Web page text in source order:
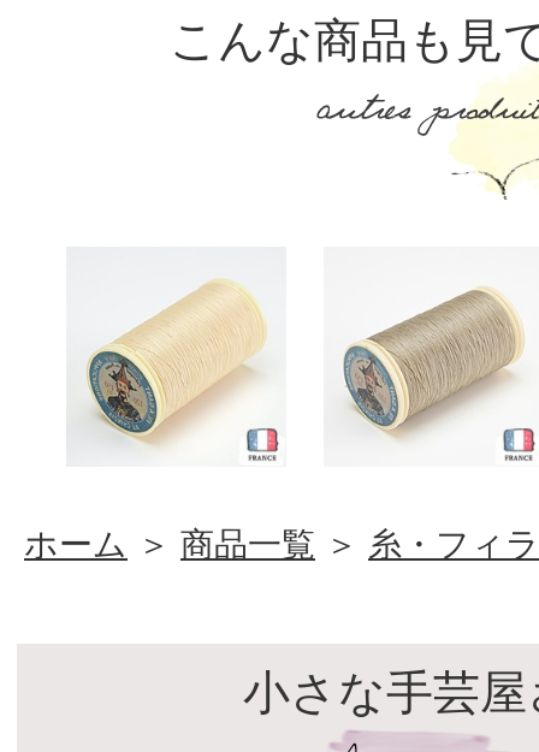
こんな商品も見
ホーム ＞ 商品一覧 ＞ 糸・フィ
小さな手芸